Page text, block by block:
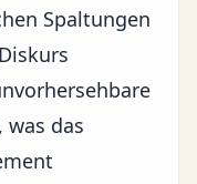
Spaltungen
das